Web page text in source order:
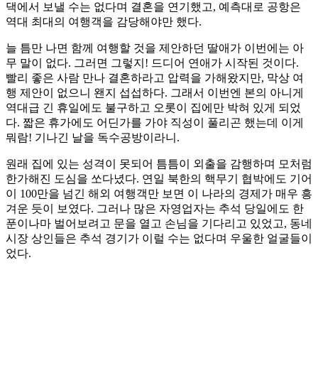
댁에서 보낼 수는 없다며 결혼을 연기했고, 예측대로 공항은
역대 최대의 여행객을 감당해야만 했다.
늘 틈만 나면 함께 여행할 것을 제안하던 딸애가 이번에는 아
무 말이 없다. 그러면 그렇지! 드디어 연애가 시작된 것이다.
빨리 좋은 사람 만나 결혼하라고 압력을 가해왔지만, 막상 여
행 제안이 없으니 왠지 섭섭하다. 그래서 이번엔 본의 아니게
역대급 긴 휴일에도 불구하고 오롯이 집에만 박혀 있게 되었
다. 짧은 휴가에도 어딘가를 가야 직성이 풀리곤 했는데 이게
뭐람! 기나긴 날을 독수공방이라니.
원래 집에 있는 성격이 못되어 틈틈이 외출을 감행하며 모처럼
한가해진 도심을 쏘다녔다. 연일 북한의 핵무기 협박에도 기어
이 100만을 넘긴 해외 여행객만 보면 이 나라의 경제가 매우 흥
겨운 듯이 보였다. 그러나 많은 자영업자는 추석 당일에도 한
푼이나마 벌어보려고 문을 열고 손님을 기다리고 있었고, 동네
시장 상인들은 추석 경기가 이럴 수는 없다며 우울한 얼굴들이
었다.